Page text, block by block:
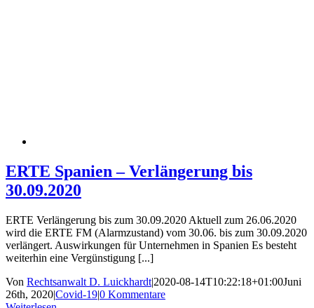
ERTE Spanien – Verlängerung bis
30.09.2020
ERTE Verlängerung bis zum 30.09.2020 Aktuell zum 26.06.2020
wird die ERTE FM (Alarmzustand) vom 30.06. bis zum 30.09.2020
verlängert. Auswirkungen für Unternehmen in Spanien Es besteht
weiterhin eine Vergünstigung [...]
Von Rechtsanwalt D. Luickhardt|2020-08-14T10:22:18+01:00Juni
26th, 2020|Covid-19|0 Kommentare